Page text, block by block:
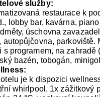
služby:
restaurace k
lobby bar, kavárna,
úschovna
autopůjčovna,
s programem, na
bazén, tobogán,
je k dispozici
whirlpool, 1x zážitkový